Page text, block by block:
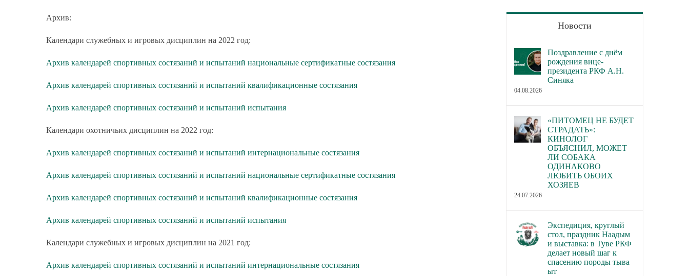
Архив:
Календари служебных и игровых дисциплин на 2022 год:
Архив календарей спортивных состязаний и испытаний национальные сертификатные состязания
Архив календарей спортивных состязаний и испытаний квалификационные состязания
Архив календарей спортивных состязаний и испытаний испытания
Календари охотничьих дисциплин на 2022 год:
Архив календарей спортивных состязаний и испытаний интернациональные состязания
Архив календарей спортивных состязаний и испытаний национальные сертификатные состязания
Архив календарей спортивных состязаний и испытаний квалификационные состязания
Архив календарей спортивных состязаний и испытаний испытания
Календари служебных и игровых дисциплин на 2021 год:
Архив календарей спортивных состязаний и испытаний интернациональные состязания
Новости
Поздравление с днём
рождения вице-
президента РКФ А.Н.
Синяка
04.08.2026
«ПИТОМЕЦ НЕ БУДЕТ
СТРАДАТЬ»:
КИНОЛОГ
ОБЪЯСНИЛ, МОЖЕТ
ЛИ СОБАКА
ОДИНАКОВО
ЛЮБИТЬ ОБОИХ
ХОЗЯЕВ
24.07.2026
Экспедиция, круглый
стол, праздник Наадым
и выставка: в Туве РКФ
делает новый шаг к
спасению породы тыва
ыт